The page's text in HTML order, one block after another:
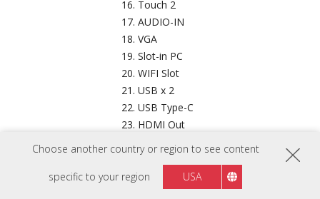
Choose another country or region to see content
specific to your region USA
Touch 2
AUDIO-IN
VGA
Slot-in PC
WIFI Slot
USB x 2
USB Type-C
HDMI Out
Touch 1
HDMI x 2
DP
AC IN